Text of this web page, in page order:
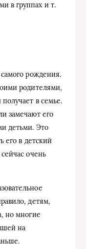
в группах и т.
самого рождения.
родителями,
в семье.
замечают его
детьми. Это
его в детский
очень
детям,
но многие
на